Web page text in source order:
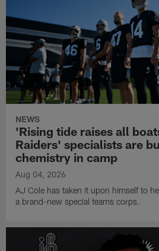
NEWS
'Rising tide raises all
Raiders' specialists are
chemistry in camp
Aug 04, 2026
AJ Cole has taken it upon himself to
a brand-new special teams corps.